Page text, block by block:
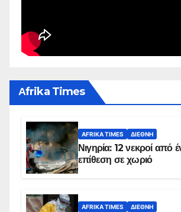
Αfrika Times
AFRIKA TIMES ΔΙΕΘΝΉ
Νιγηρία: 12 νεκροί από
επίθεση σε χωριό
AFRIKA TIMES ΔΙΕΘΝΉ